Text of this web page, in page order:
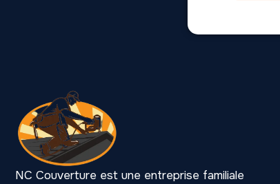
NC Couverture est une entreprise familiale